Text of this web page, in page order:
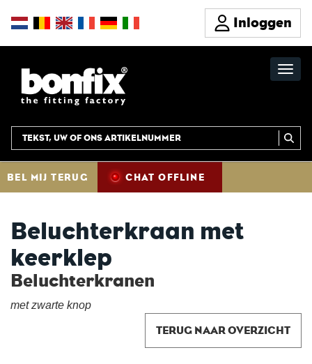
Inloggen
BEL MIJ TERUG CHAT OFFLINE
Beluchterkraan met
keerklep
Beluchterkranen
met zwarte knop
TERUG NAAR OVERZICHT